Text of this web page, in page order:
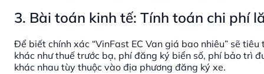
3. Bài toán kinh tế: Tính toán chi phí
Để biết chính xác “VinFast EC Van giá bao nhiêu” sẽ
khác như thuế trước bạ, phí đăng ký biển số, phí bảo trì
khác nhau tùy thuộc vào địa phương đăng ký xe.